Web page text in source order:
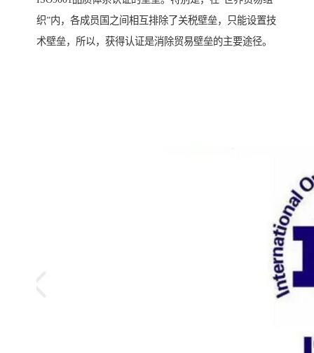
织”内，各成员国之间相互排除了关税壁垒，只能设置技
术壁垒，所以，获得认证是消除贸易壁垒的主要途径。